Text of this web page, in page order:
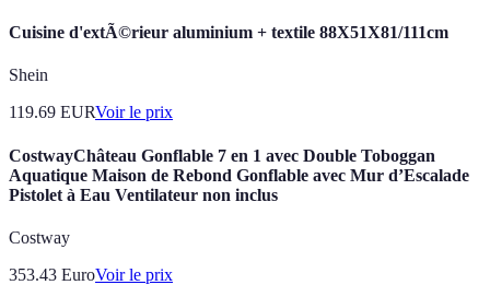
Cuisine d'extÃ©rieur aluminium + textile 88X51X81/111cm
Shein
119.69 EURVoir le prix
CostwayChâteau Gonflable 7 en 1 avec Double Toboggan
Aquatique Maison de Rebond Gonflable avec Mur d’Escalade
Pistolet à Eau Ventilateur non inclus
Costway
353.43 EuroVoir le prix